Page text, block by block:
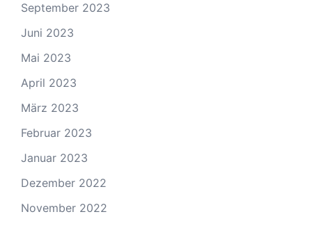
September 2023
Juni 2023
Mai 2023
April 2023
März 2023
Februar 2023
Januar 2023
Dezember 2022
November 2022